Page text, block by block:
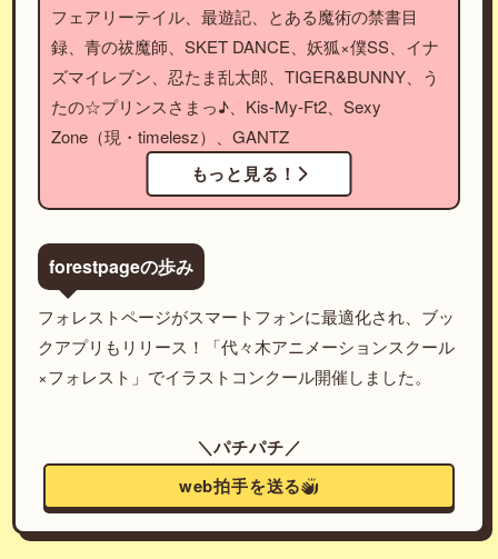
フェアリーテイル、最遊記、とある魔術の禁書目
録、青の祓魔師、SKET DANCE、妖狐×僕SS、イナ
ズマイレブン、忍たま乱太郎、TIGER&BUNNY、う
たの☆プリンスさまっ♪、Kis-My-Ft2、Sexy
Zone（現・timelesz）、GANTZ
もっと見る！
forestpageの歩み
フォレストページがスマートフォンに最適化され、ブッ
クアプリもリリース！「代々木アニメーションスクール
×フォレスト」でイラストコンクール開催しました。
＼パチパチ／
web拍手を送る